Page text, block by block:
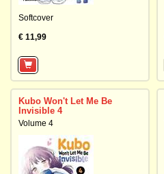
Softcover
€ 11,99
Kubo Won't Let Me Be
Invisible 4
Volume 4